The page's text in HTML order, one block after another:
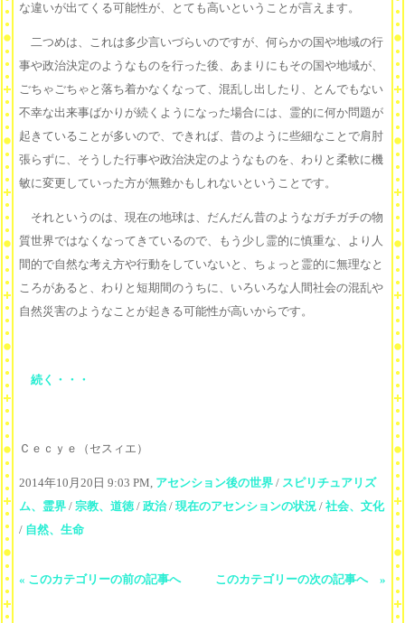
な違いが出てくる可能性が、とても高いということが言えます。
二つめは、これは多少言いづらいのですが、何らかの国や地域の行
事や政治決定のようなものを行った後、あまりにもその国や地域が、
ごちゃごちゃと落ち着かなくなって、混乱し出したり、とんでもない
不幸な出来事ばかりが続くようになった場合には、霊的に何か問題が
起きていることが多いので、できれば、昔のように些細なことで肩肘
張らずに、そうした行事や政治決定のようなものを、わりと柔軟に機
敏に変更していった方が無難かもしれないということです。
それというのは、現在の地球は、だんだん昔のようなガチガチの物
質世界ではなくなってきているので、もう少し霊的に慎重な、より人
間的で自然な考え方や行動をしていないと、ちょっと霊的に無理なと
ころがあると、わりと短期間のうちに、いろいろな人間社会の混乱や
自然災害のようなことが起きる可能性が高いからです。
続く・・・
Ｃｅｃｙｅ（セスィエ）
2014年10月20日 9:03 PM, アセンション後の世界 / スピリチュアリズ
ム、霊界 / 宗教、道徳/ 政治/ 現在のアセンションの状況 / 社会、文化
/ 自然、生命
« このカテゴリーの前の記事へ このカテゴリーの次の記事へ »